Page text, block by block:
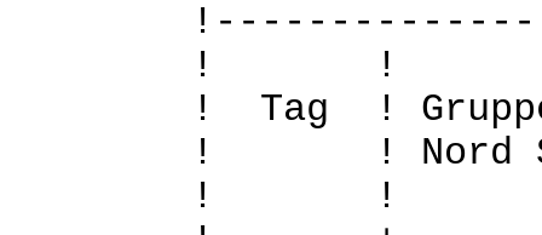
!
! Tag !
! ! Nord
!